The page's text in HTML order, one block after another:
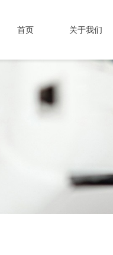
首页 关于我们